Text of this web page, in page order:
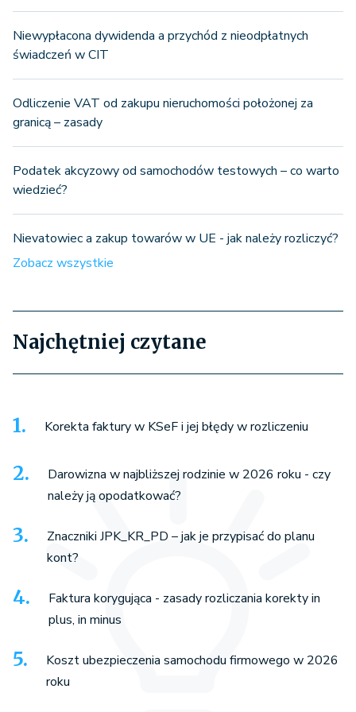
Niewypłacona dywidenda a przychód z nieodpłatnych
świadczeń w CIT
Odliczenie VAT od zakupu nieruchomości położonej za
granicą – zasady
Podatek akcyzowy od samochodów testowych – co warto
wiedzieć?
Nievatowiec a zakup towarów w UE - jak należy rozliczyć?
Zobacz wszystkie
Najchętniej czytane
Korekta faktury w KSeF i jej błędy w rozliczeniu
Darowizna w najbliższej rodzinie w 2026 roku - czy
należy ją opodatkować?
Znaczniki JPK_KR_PD – jak je przypisać do planu
kont?
Faktura korygująca - zasady rozliczania korekty in
plus, in minus
Koszt ubezpieczenia samochodu firmowego w 2026
roku